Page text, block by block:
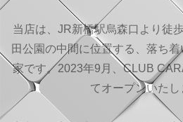
当店は、JR新橋駅烏森口より徒
田公園の中間に位置する、落ち
家です。2023年9月、CLUB
てオープンいたし